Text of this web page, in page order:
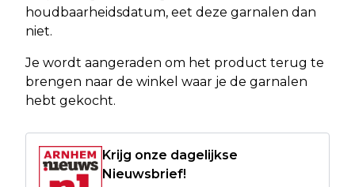
houdbaarheidsdatum, eet deze garnalen dan
niet.
Je wordt aangeraden om het product terug te
brengen naar de winkel waar je de garnalen
hebt gekocht.
Krijg onze dagelijkse
Nieuwsbrief!